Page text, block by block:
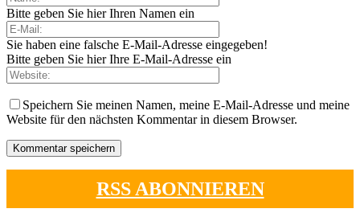
Bitte geben Sie hier Ihren Namen ein
Sie haben eine falsche E-Mail-Adresse eingegeben!
Bitte geben Sie hier Ihre E-Mail-Adresse ein
Speichern Sie meinen Namen, meine E-Mail-Adresse und meine
Website für den nächsten Kommentar in diesem Browser.
RSS ABONNIEREN